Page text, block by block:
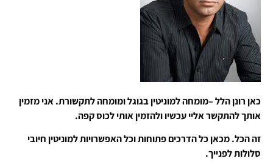
כאן רונן הלל –מומחה למוניטין בגוגל ומומחה לתקשורת. אני מזמין
אותך להתקשר אליי עכשיו ולהזמין אותי לכוס קפה.
זה הכל. מכאן כל הדרכים פתוחות וכל האפשרויות למוניטין חיובי
סלולות לפנייך.